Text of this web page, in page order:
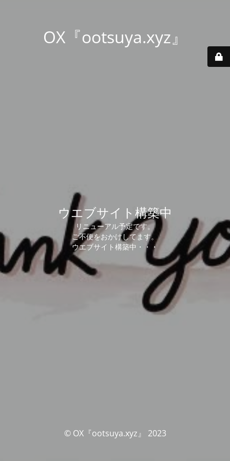
OX『ootsuya.xyz』
ウエブサイト構築中
リニューアル予定です。
ご不便をおかけしてます。
ウエブサイト構築中・・・
© OX『ootsuya.xyz』 2023